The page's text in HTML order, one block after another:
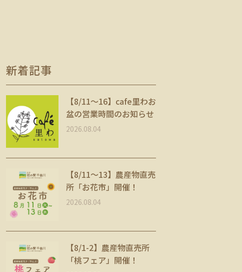
新着記事
【8/11〜16】cafe里わお
盆の営業時間のお知らせ
2026.08.04
【8/11～13】農産物直売
所「お花市」開催！
2026.08.04
【8/1-2】農産物直売所
「桃フェア」開催！